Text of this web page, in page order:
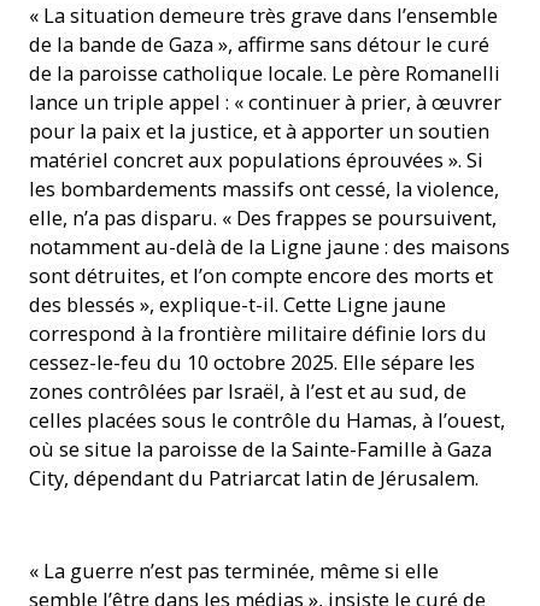
© Paroisse latine de Gaza
« La situation demeure très grave dans l’ensemble
de la bande de Gaza », affirme sans détour le curé
de la paroisse catholique locale. Le père Romanelli
lance un triple appel : « continuer à prier, à œuvrer
pour la paix et la justice, et à apporter un soutien
matériel concret aux populations éprouvées ». Si
les bombardements massifs ont cessé, la violence,
elle, n’a pas disparu. « Des frappes se poursuivent,
notamment au-delà de la Ligne jaune : des maisons
sont détruites, et l’on compte encore des morts et
des blessés », explique-t-il. Cette Ligne jaune
correspond à la frontière militaire définie lors du
cessez-le-feu du 10 octobre 2025. Elle sépare les
zones contrôlées par Israël, à l’est et au sud, de
celles placées sous le contrôle du Hamas, à l’ouest,
où se situe la paroisse de la Sainte-Famille à Gaza
City, dépendant du Patriarcat latin de Jérusalem.
« La guerre n’est pas terminée, même si elle
semble l’être dans les médias », insiste le curé de